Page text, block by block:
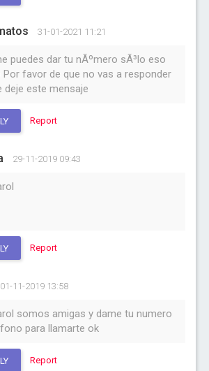
31-01-2021 11:21
puedes dar tu nÃºmero sÃ³lo eso
Por favor de que no vas a responder
deje este mensaje
Report
29-11-2019 09:43
Report
01-11-2019 13:58
somos amigas y dame tu numero
para llamarte ok
Report